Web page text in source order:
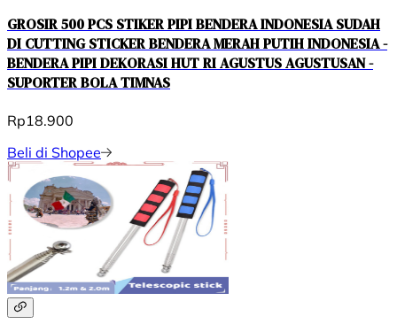
GROSIR 500 PCS STIKER PIPI BENDERA INDONESIA SUDAH
DI CUTTING STICKER BENDERA MERAH PUTIH INDONESIA -
BENDERA PIPI DEKORASI HUT RI AGUSTUS AGUSTUSAN -
SUPORTER BOLA TIMNAS
Rp18.900
Beli di Shopee